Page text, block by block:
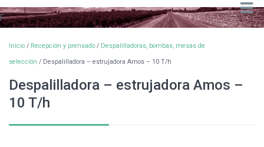
F
Inicio / Recepción y prensado / Despalilladoras, bombas, mesas de
selección / Despalilladora – estrujadora Amos – 10 T/h
Despalilladora – estrujadora Amos –
10 T/h